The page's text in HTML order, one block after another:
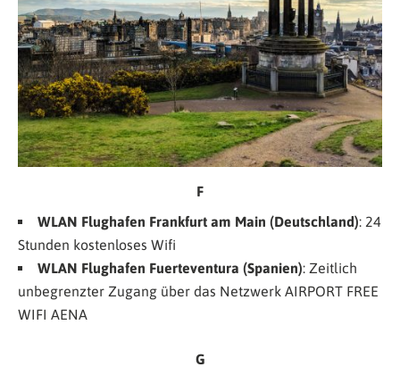
F
WLAN Flughafen Frankfurt am Main (Deutschland): 24
Stunden kostenloses Wifi
WLAN Flughafen Fuerteventura (Spanien): Zeitlich
unbegrenzter Zugang über das Netzwerk AIRPORT FREE
WIFI AENA
G